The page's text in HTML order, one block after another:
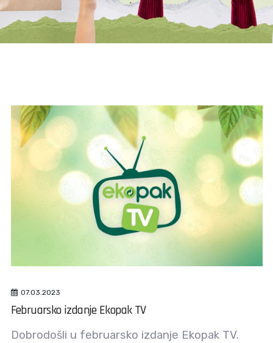
07.03.2023
Februarsko izdanje Ekopak TV
Dobrodošli u februarsko izdanje Ekopak TV.